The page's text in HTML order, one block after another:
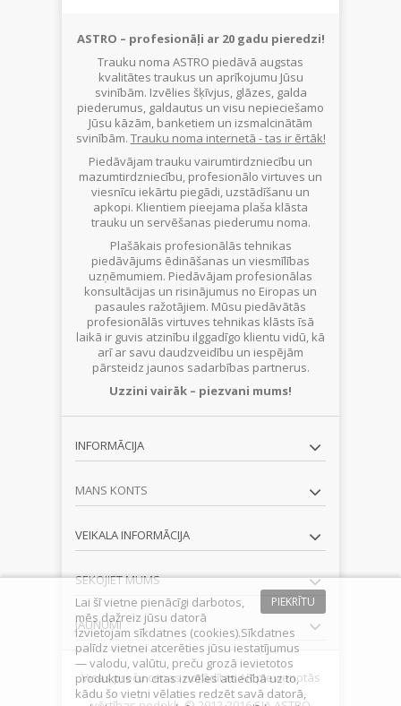
ASTRO – profesionāļi ar 20 gadu pieredzi!
Trauku noma ASTRO piedāvā augstas
kvalitātes traukus un aprīkojumu Jūsu
svinībām. Izvēlies šķīvjus, glāzes, galda
piederumus, galdautus un visu nepieciešamo
Jūsu kāzām, banketiem un izsmalcinātām
svinībām. Trauku noma internetā - tas ir ērtāk!
Piedāvājam trauku vairumtirdzniecību un
mazumtirdzniecību, profesionālo virtuves un
viesnīcu iekārtu piegādi, uzstādīšanu un
apkopi. Klientiem pieejama plaša klāsta
trauku un servēšanas piederumu noma.
Plašākais profesionālās tehnikas
piedāvājums ēdināšanas un viesmīlības
uzņēmumiem. Piedāvājam profesionālas
konsultācijas un risinājumus no Eiropas un
pasaules ražotājiem. Mūsu piedāvātās
profesionālās virtuves tehnikas klāsts īsā
laikā ir guvis atzinību ilggadīgo klientu vidū, kā
arī ar savu daudzveidību un iespējām
pārsteidz jaunos sadarbības partnerus.
Uzzini vairāk – piezvani mums!
INFORMĀCIJA
MANS KONTS
VEIKALA INFORMĀCIJA
SEKOJIET MUMS
JAUNUMI
Visas preču cenas norādītas AR pievienotās
PIEKRĪTU
Lai šī vietne pienācīgi darbotos,
mēs dažreiz jūsu datorā
izvietojam sīkdatnes (cookies).Sīkdatnes
palīdz vietnei atcerēties jūsu iestatījumus
— valodu, valūtu, preču grozā ievietotos
produktus un citas izvēles attiecībā uz to,
kādu šo vietni vēlaties redzēt savā datorā,